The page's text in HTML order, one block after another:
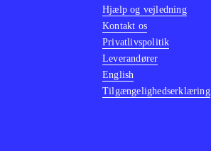
Hjælp og vejledning
Kontakt os
Privatlivspolitik
Leverandører
English
Tilgængelighedserklæring